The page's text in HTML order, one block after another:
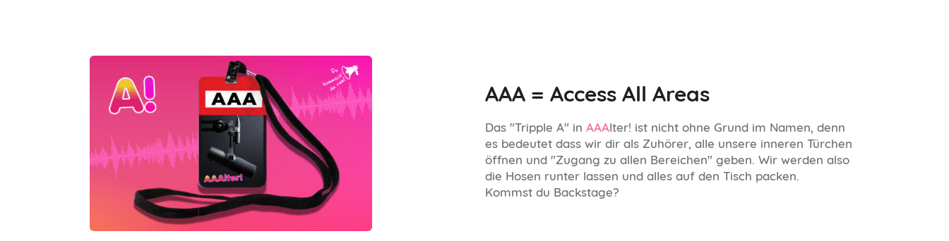
AAA = Access All Areas
Das "Tripple A" in AAAlter! ist nicht ohne Grund im Namen, denn
es bedeutet dass wir dir als Zuhörer, alle unsere inneren Türchen
öffnen und "Zugang zu allen Bereichen" geben. Wir werden also
die Hosen runter lassen und alles auf den Tisch packen.
Kommst du Backstage?